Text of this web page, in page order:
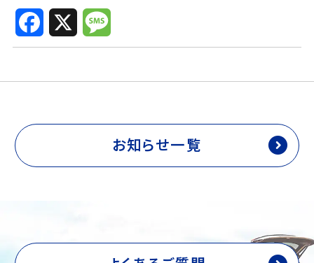
F
c
e
o
X
M
s
s
e
お知らせ一覧